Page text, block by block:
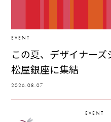
EVENT
この夏、デザイナー
松屋銀座に集結
2026.08.07
EVENT